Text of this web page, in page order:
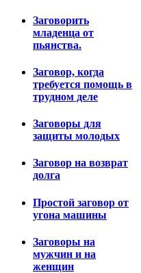
Заговорить
младенца от
пьянства.
Заговор, когда
требуется помощь в
трудном деле
Заговоры для
защиты молодых
Заговор на возврат
долга
Простой заговор от
угона машины
Заговоры на
мужчин и на
женщин